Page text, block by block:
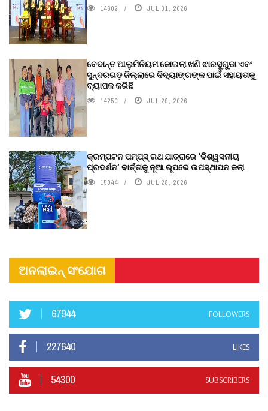
14602 JUL 31, 2026
ବେଦାନ୍ତ ଆଲୁମିନିୟମ କୋଇଲା ଖଣି ଝାରସୁଗୁଡା ଏବଂ
ସୁନ୍ଦରଗଡ଼ ଜିଲ୍ଲାରେ ଦିବ୍ୟାଙ୍ଗଙ୍କ ପାଇଁ ସହାୟତାକୁ
ବ୍ୟାପକ କରିଛି
14250 JUL 29, 2026
କ୍ରମ୍ପଟନ ପମ୍ପ୍‌ସ୍‌ ରଥ ଯାତ୍ରାରେ ‘ବିଶ୍ୱସନୀୟ
ପ୍ରଦର୍ଶନ’ ବାର୍ତ୍ତାକୁ ନୂଆ ରୂପରେ ଉପସ୍ଥାପନ କଲା
15044 JUL 28, 2026
ଅନଲାଇନ୍ ସଂଯୋଗ
67944 FOLLOWERS
227640 LIKES
54300 SUBSCRIBERS